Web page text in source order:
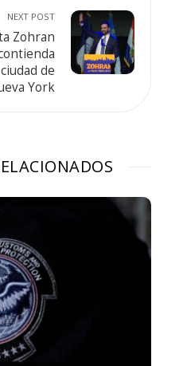
NEXT POST
Zohran
de
York